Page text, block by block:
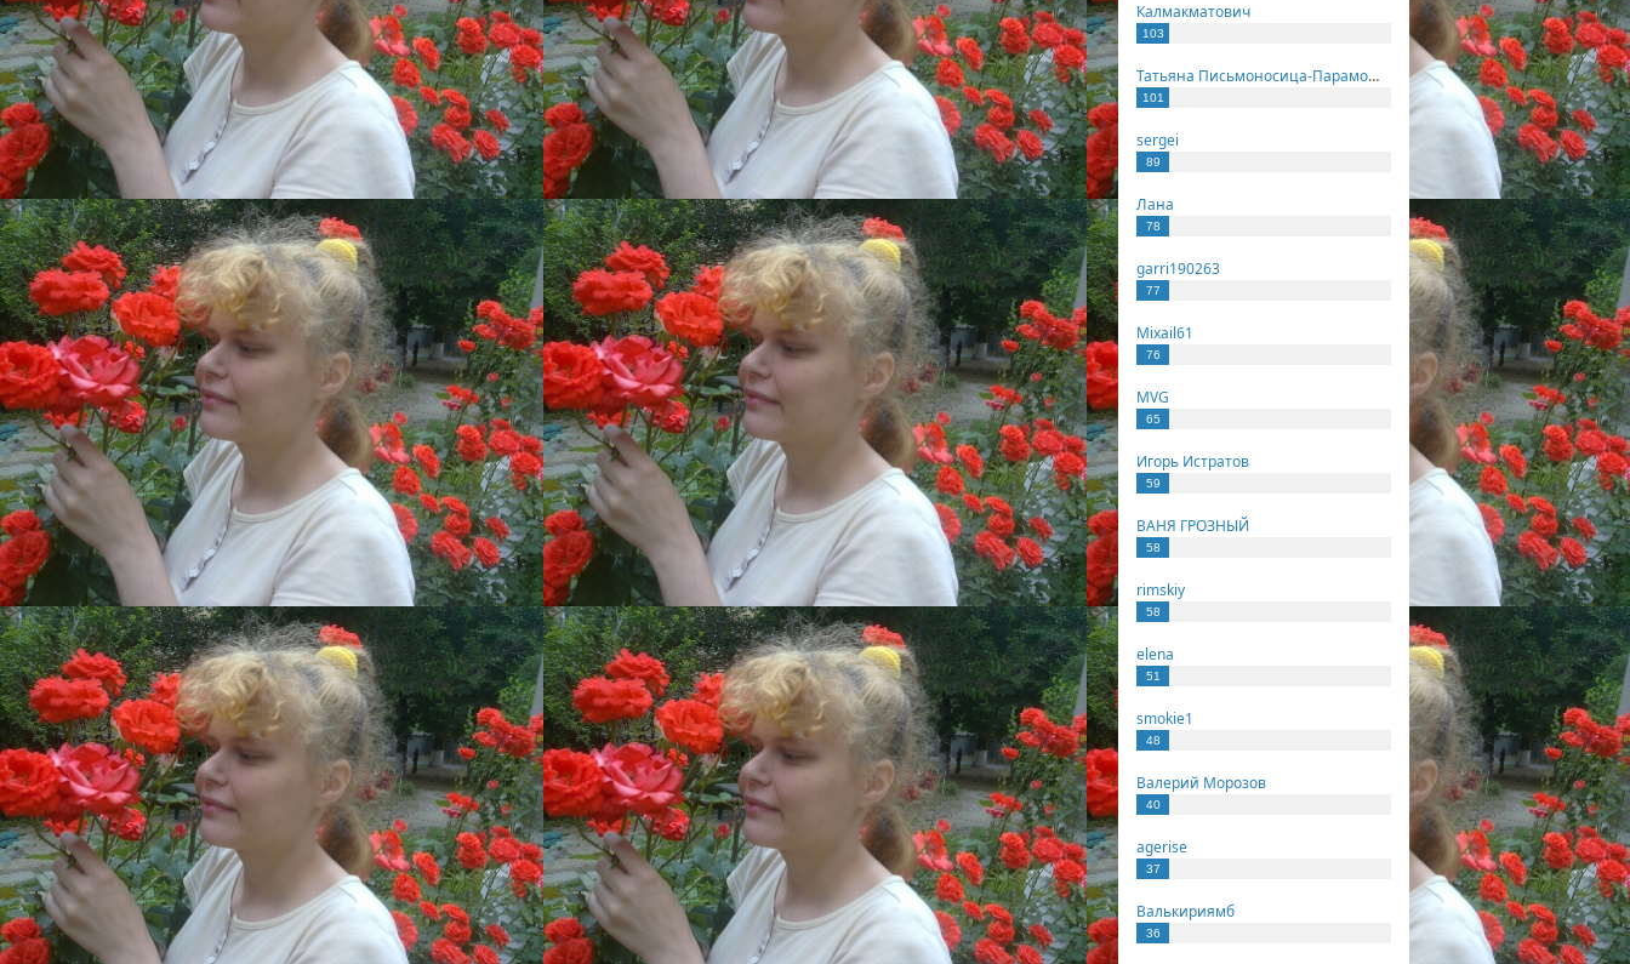
Калмакматович
103
Татьяна Письмоносица-Парамонова
101
sergei
89
Лана
78
garri190263
77
Mixail61
76
MVG
65
Игорь Истратов
59
ВАНЯ ГРОЗНЫЙ
58
rimskiy
58
elena
51
smokie1
48
Валерий Морозов
40
agerise
37
Валькириямб
36